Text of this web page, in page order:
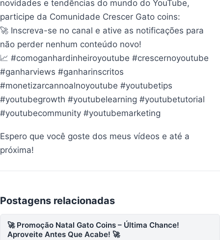
novidades e tendências do mundo do YouTube,
participe da Comunidade Crescer Gato coins:
🚀 Inscreva-se no canal e ative as notificações para
não perder nenhum conteúdo novo!
📈 #comoganhardinheiroyoutube #crescernoyoutube
#ganharviews #ganharinscritos
#monetizarcannoalnoyoutube #youtubetips
#youtubegrowth #youtubelearning #youtubetutorial
#youtubecommunity #youtubemarketing
Espero que você goste dos meus vídeos e até a
próxima!
Postagens relacionadas
🚀 Promoção Natal Gato Coins – Última Chance!
Aproveite Antes Que Acabe! 🚀